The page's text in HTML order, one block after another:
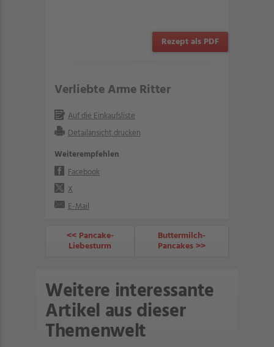
Rezept als PDF
Verliebte Arme Ritter
Auf die Einkaufsliste
Detailansicht drucken
Weiterempfehlen
Facebook
X
E-Mail
<< Pancake-
Liebesturm
Buttermilch-
Pancakes >>
Weitere interessante
Artikel aus dieser
Themenwelt